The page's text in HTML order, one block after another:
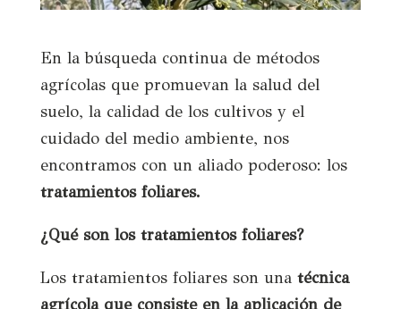
En la búsqueda continua de métodos
agrícolas que promuevan la salud del
suelo, la calidad de los cultivos y el
cuidado del medio ambiente, nos
encontramos con un aliado poderoso: los
tratamientos foliares.
¿Qué son los tratamientos foliares?
Los tratamientos foliares son una técnica
agrícola que consiste en la aplicación de